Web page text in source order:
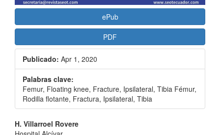
ePub
PDF
Publicado: Apr 1, 2020
Palabras clave:
Femur, Floating knee, Fracture, Ipsilateral, Tibia Fémur,
Rodilla flotante, Fractura, Ipsilateral, Tibia
Contenido
H. Villarroel Rovere